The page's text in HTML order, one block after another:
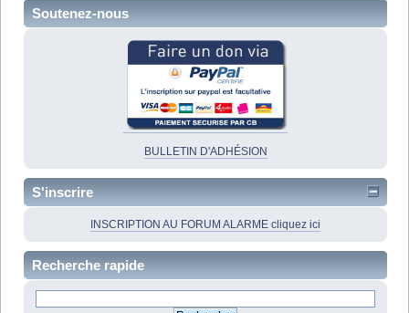
Soutenez-nous
BULLETIN D'ADHÉSION
S'inscrire
INSCRIPTION AU FORUM ALARME cliquez ici
Recherche rapide